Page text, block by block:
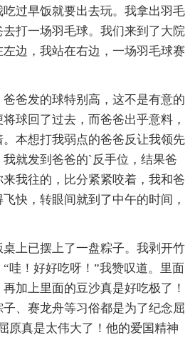
过早饭就要出去玩。我拿出羽毛
打一场羽毛球。我们来到了大院
边，我站在右边，一场羽毛球赛
爸发的球特别高，这不是有意的
球回了过去，而爸爸出乎意料，
本想打我弱点的爸爸反让我领先
就发到爸爸的`反手位，结果爸
我往的，比分紧紧咬着，我和爸
快，转眼间就到了中午的时间，
上已摆上了一盘粽子。我剥开竹
哇！好好吃呀！”我赞叹道。里面
加上里面的豆沙真是好吃极了！
、赛龙舟等习俗都是为了纪念屈
原真是太伟大了！他的爱国精神